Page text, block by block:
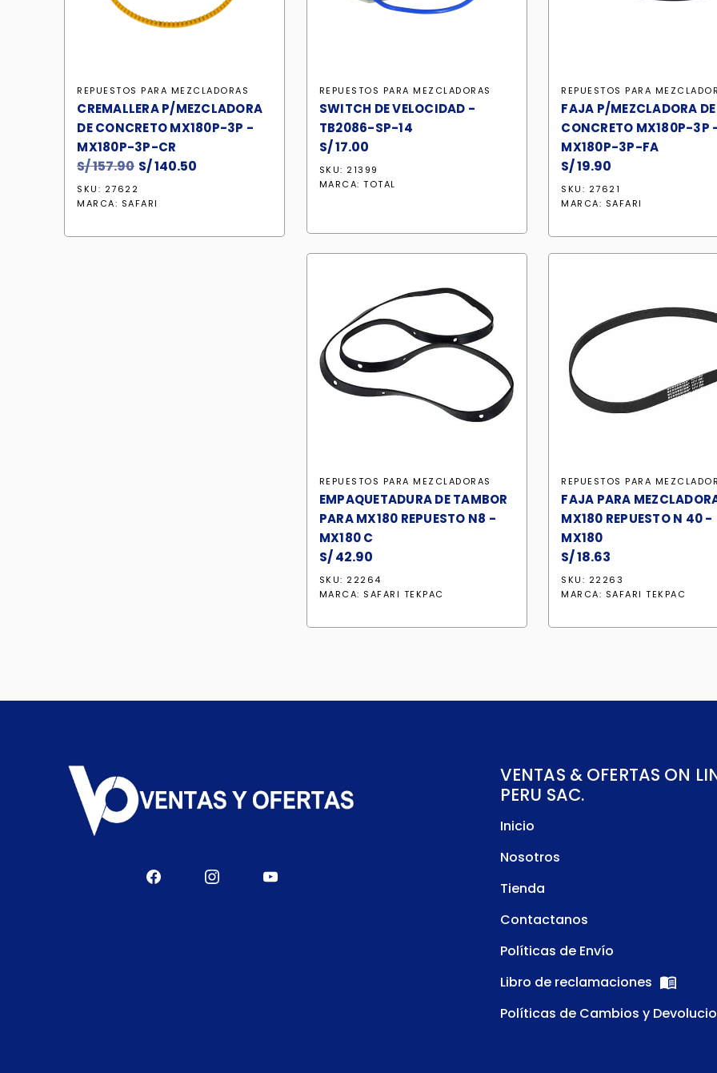
REPUESTOS PARA MEZCLADORAS
CREMALLERA P/MEZCLADORA
DE CONCRETO MX180P-3P -
MX180P-3P-CR
S/157.90 El
original
S/ 157.90.
S/140.50
S/ 140.50.
SKU: 27622
MARCA: SAFARI
REPUESTOS PARA MEZCLADORAS
SWITCH DE VELOCIDAD -
TB2086-SP-14
S/17.00
SKU: 21399
MARCA:TOTAL
REPUESTOS PARA
FAJA P/MEZCLADORA DE
CONCRETO MX180P-3P
MX180P-3P-FA
S/19.90
SKU: 27621
MARCA: SAFARI
REPUESTOS PARA MEZCLADORAS
EMPAQUETADURA DE TAMBOR
PARA MX180 REPUESTO N8 -
MX180 C
S/42.90
SKU: 22264
MARCA: SAFARI TEKPAC
REPUESTOS PARA
FAJA PARA
MX180 REPUESTO N 40 -
MX180
S/18.63
SKU: 22263
MARCA: SAFARI TEKPAC
VENTAS & OFERTAS ON
PERU SAC.
Inicio
Nosotros
Tienda
Contactanos
Políticas de Envío
Libro de reclamaciones
Políticas de Cambios y